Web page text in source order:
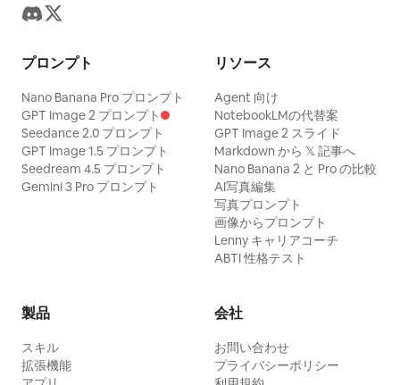
プロンプト
Nano Banana Pro プロンプト
GPT Image 2 プロンプト
Seedance 2.0 プロンプト
GPT Image 1.5 プロンプト
Seedream 4.5 プロンプト
Gemini 3 Pro プロンプト
リソース
Agent 向け
NotebookLMの代替案
GPT Image 2 スライド
Markdown から 𝕏 記事へ
Nano Banana 2 と Pro の比較
AI写真編集
写真プロンプト
画像からプロンプト
Lenny キャリアコーチ
ABTI 性格テスト
製品
スキル
拡張機能
会社
お問い合わせ
プライバシーポリシー